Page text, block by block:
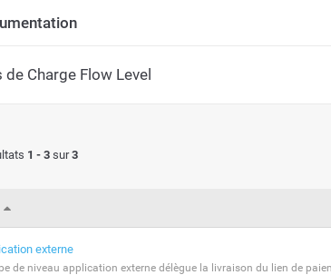
de Charge Flow Level
1 - 3 sur3
externe
de niveau application externe délègue la livraison du lien de